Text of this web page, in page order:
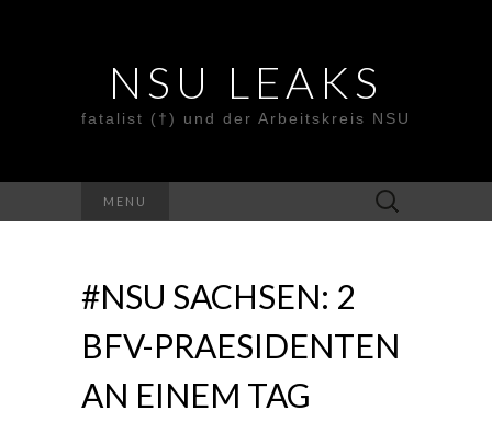
NSU LEAKS
fatalist (†) und der Arbeitskreis NSU
MENU
Suche
nach:
#NSU SACHSEN: 2
BFV-PRAESIDENTEN
AN EINEM TAG